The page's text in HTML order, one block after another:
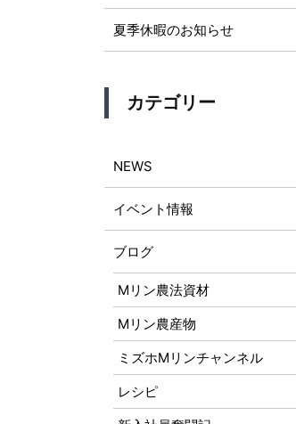
夏季休暇のお知らせ
カテゴリー
NEWS
イベント情報
ブログ
Mリン農法資材
Mリン農産物
ミズホMリンチャンネル
レシピ